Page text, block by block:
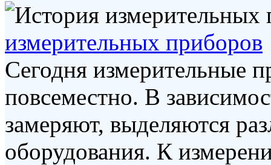
измерительных приборов
Сегодня измерительные
повсеместно. В
замеряют, выделяются
оборудования. К